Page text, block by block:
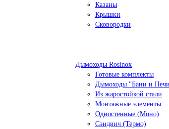
Казаны
Крышки
Сковородки
Дымоходы Rosinox
Готовые комплекты
Дымоходы "Бани и
Из жаростойкой стали
Монтажные элементы
Одностенные (Моно)
Сэндвич (Термо)